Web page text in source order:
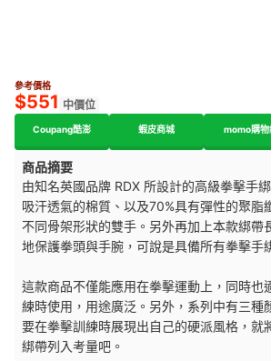
參考價格
$551 中價位
Coupang酷澎 蝦皮商城 momo購物
商品摘要
由知名英國品牌 RDX 所設計的高級拳擊手
吸汗透氣的棉質、以及70%具有彈性的聚脂
不同骨架形狀的雙手。另外再加上本款綁帶
地保護拳頭與手腕，可說是具備所有拳擊手
這款商品不僅能應用在拳擊運動上，同時也
練時使用，用途廣泛。另外，系列中有三種
要在拳擊訓練時展現出自己的硬派風格，就
綁帶列入考量吧。